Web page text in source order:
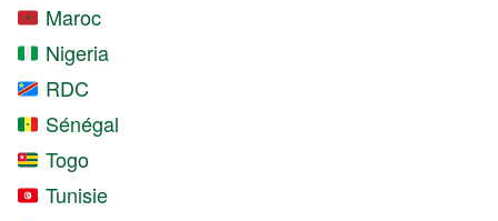
Maroc
Nigeria
RDC
Sénégal
Togo
Tunisie